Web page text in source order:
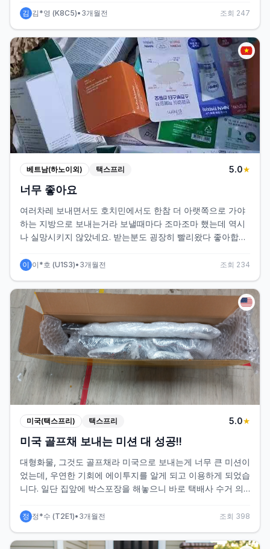
감사합니다 아래는 받은 후에 잘 받았다고 찍어서 보낸 사진입
김 김*영 (K8C5)• 3개월전 조회 247
베트남(하노이외) 택스프리 5.0★
너무 좋아요
여러차레 보내면서도 호치민에서도 한참 더 아랫쪽으로 가야
하는 지방으로 보내는거라 보낼때마다 조마조마 했는데 역시
나 실망시키지 않았네요. 받는분도 굉장히 빨리왔다 좋아합니
이 이*호 (U1S3)• 3개월전 조회 234
미국(택스프리) 택스프리 5.0★
미국 골프채 보내는 미션 대 성공!!
대형화물, 그것도 골프채라 미국으로 보내는게 너무 큰 미션이
었는데, 우연한 기회에 에이투지를 알게 되고 이용하게 되었습
니다. 일단 집앞에 박스포장을 해놓으니 바로 택배사 수거 의
동 박스가 망가지면 어쩌나 해서, 부피축소와 재포장도 요청드
는 정말 좋았습니다. 최근 트럼프 정부의 관세정책으로 골프채
정 정*수 (T2E1)• 3개월전 조회 398